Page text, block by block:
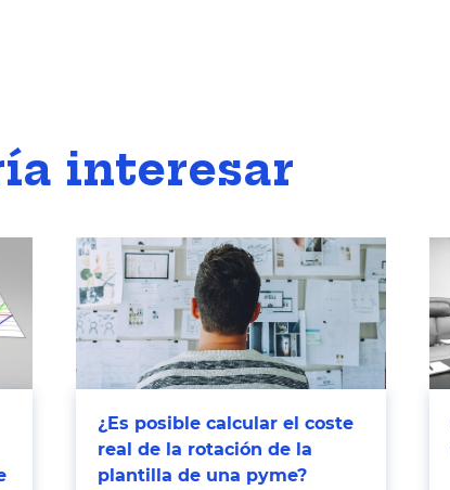
interesar
¿Es posible calcular el coste
real de la rotación de la
plantilla de una pyme?